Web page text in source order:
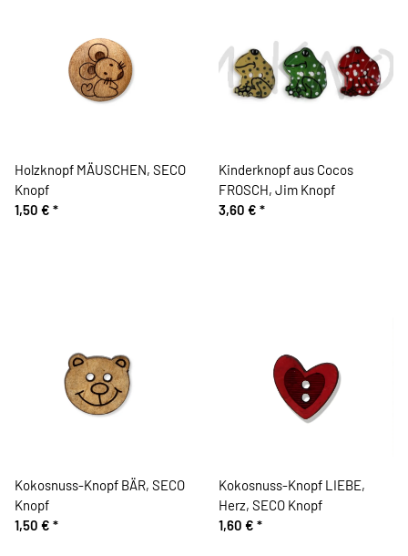
Holzknopf MÄUSCHEN, SECO
Knopf
1,50 € *
Kinderknopf aus Cocos
FROSCH, Jim Knopf
3,60 € *
Kokosnuss-Knopf BÄR, SECO
Knopf
1,50 € *
Kokosnuss-Knopf LIEBE,
Herz, SECO Knopf
1,60 € *